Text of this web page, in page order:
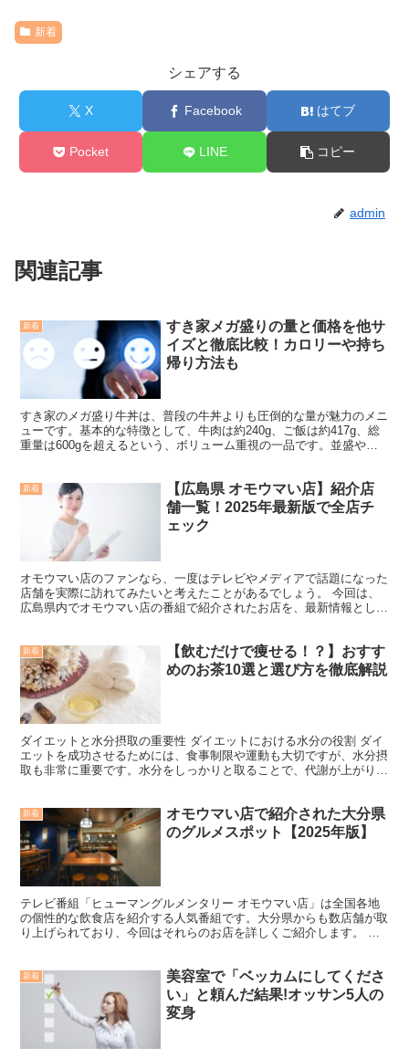
新着
シェアする
X Facebook はてブ
Pocket LINE コピー
admin
関連記事
新着
すき家メガ盛りの量と価格を他サ
イズと徹底比較！カロリーや持ち
帰り方法も
すき家のメガ盛り牛丼は、普段の牛丼よりも圧倒的な量が魅力のメニ
ューです。基本的な特徴として、牛肉は約240g、ご飯は約417g、総
重量は600gを超えるという、ボリューム重視の一品です。並盛や他
新着
【広島県 オモウマい店】紹介店
舗一覧！2025年最新版で全店チ
ェック
オモウマい店のファンなら、一度はテレビやメディアで話題になった
店舗を実際に訪れてみたいと考えたことがあるでしょう。 今回は、
広島県内でオモウマい店の番組で紹介されたお店を、最新情報として
新着
【飲むだけで痩せる！？】おすす
めのお茶10選と選び方を徹底解説
ダイエットと水分摂取の重要性 ダイエットにおける水分の役割 ダイ
エットを成功させるためには、食事制限や運動も大切ですが、水分摂
取も非常に重要です。水分をしっかりと取ることで、代謝が上がり、
新着
オモウマい店で紹介された大分県
のグルメスポット【2025年版】
テレビ番組「ヒューマングルメンタリー オモウマい店」は全国各地
の個性的な飲食店を紹介する人気番組です。大分県からも数店舗が取
り上げられており、今回はそれらのお店を詳しくご紹介します。 地
新着
美容室で「ベッカムにしてくださ
い」と頼んだ結果!オッサン5人の
変身